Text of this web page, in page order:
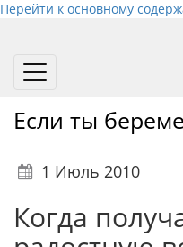
Перейти к основному
Toggle
Если ты
1 Июль 2010
Когда